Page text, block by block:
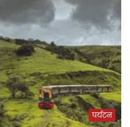
पर्यटन